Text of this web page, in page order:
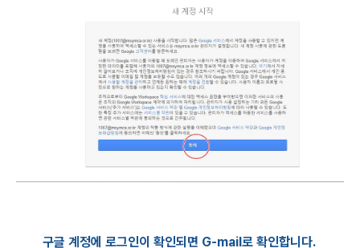
구글 계정에 로그인이 확인되면 G-mail로 확인합니다.